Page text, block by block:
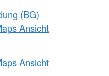
(BG)
Ansicht
Ansicht